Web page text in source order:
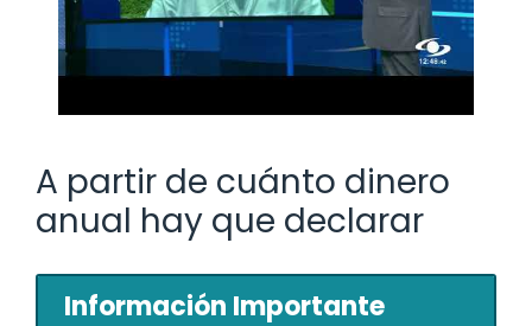
A partir de cuánto dinero
anual hay que declarar
Información Importante